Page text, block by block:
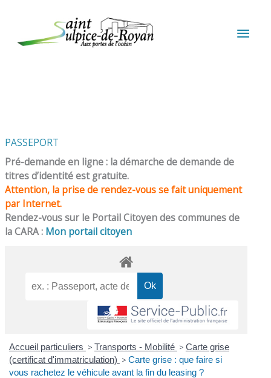
PASSEPORT
Pré-demande en ligne : la démarche de demande de
titres d’identité est gratuite.
Attention, la prise de rendez-vous se fait uniquement
par Internet.
Rendez-vous sur le Portail Citoyen des communes de
la CARA : Mon portail citoyen
Accueil particuliers > Transports - Mobilité > Carte grise
(certificat d'immatriculation) > Carte grise : que faire si
vous rachetez le véhicule avant la fin du leasing ?